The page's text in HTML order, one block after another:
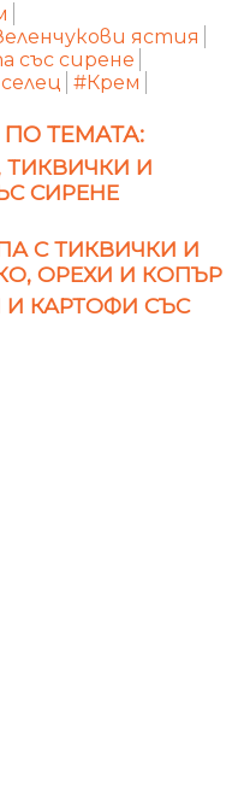
ястия
със сирене
#Крем
ТЕМАТА:
И
СИРЕНЕ
С ТИКВИЧКИ И
ОРЕХИ И КОПЪР
И КАРТОФИ СЪС